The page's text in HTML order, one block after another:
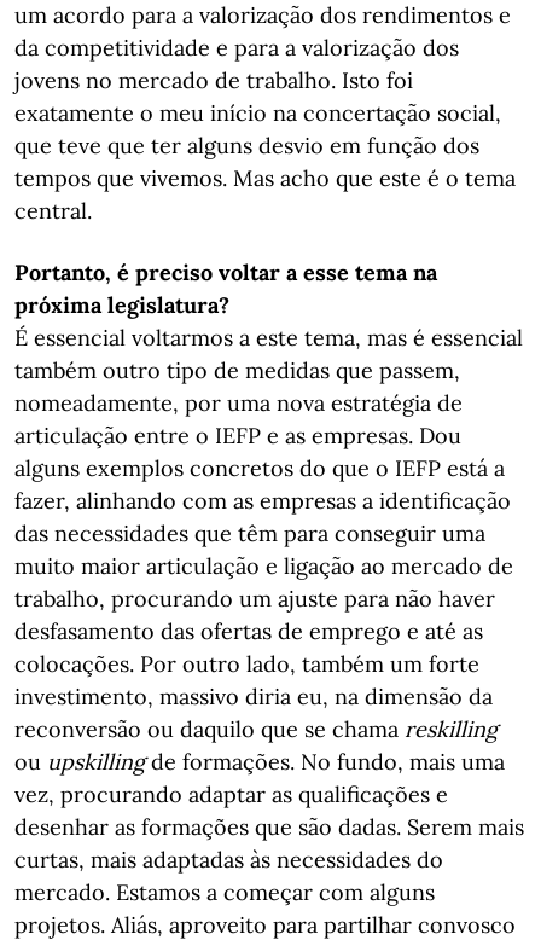
um acordo para a valorização dos rendimentos e
da competitividade e para a valorização dos
jovens no mercado de trabalho. Isto foi
exatamente o meu início na concertação social,
que teve que ter alguns desvio em função dos
tempos que vivemos. Mas acho que este é o tema
central.
Portanto, é preciso voltar a esse tema na
próxima legislatura?
É essencial voltarmos a este tema, mas é essencial
também outro tipo de medidas que passem,
nomeadamente, por uma nova estratégia de
articulação entre o IEFP e as empresas. Dou
alguns exemplos concretos do que o IEFP está a
fazer, alinhando com as empresas a identificação
das necessidades que têm para conseguir uma
muito maior articulação e ligação ao mercado de
trabalho, procurando um ajuste para não haver
desfasamento das ofertas de emprego e até as
colocações. Por outro lado, também um forte
investimento, massivo diria eu, na dimensão da
reconversão ou daquilo que se chama reskilling
ou upskillingde formações. No fundo, mais uma
vez, procurando adaptar as qualificações e
desenhar as formações que são dadas. Serem mais
curtas, mais adaptadas às necessidades do
mercado. Estamos a começar com alguns
projetos. Aliás, aproveito para partilhar convosco